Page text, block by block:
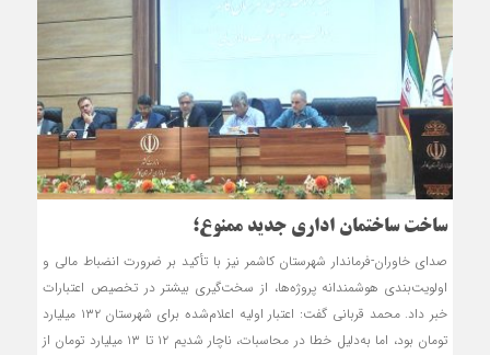
ساخت ساختمان اداری جدید ممنوع؛
صدای خاوران-فرماندار شهرستان کاشمر نیز با تأکید بر ضرورت انضباط مالی و
اولویت‌بندی هوشمندانه پروژه‌ها، از سخت‌گیری بیشتر در تخصیص اعتبارات
خبر داد. محمد قربانی گفت: اعتبار اولیه اعلام‌شده برای شهرستان ۱۳۲ میلیارد
تومان بود، اما به‌دلیل خطا در محاسبات، ناچار شدیم ۱۲ تا ۱۳ میلیارد تومان از